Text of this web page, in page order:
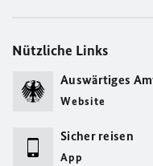
Nützliche Links
Auswärtiges
Website
Sicher reisen
App